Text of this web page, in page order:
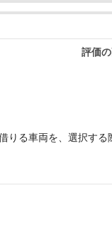
評価
る車両を、選択す